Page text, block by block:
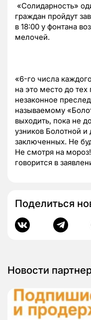
«Солидарность»
граждан пройдут
в 18:00 у фонтана
мелочей.
«6-го числа
на это место до тех
незаконное
называемому
выходить, пока не
узников Болотной и
заключенных. Не
Не смотря на
говорится в
Поделиться
Новости